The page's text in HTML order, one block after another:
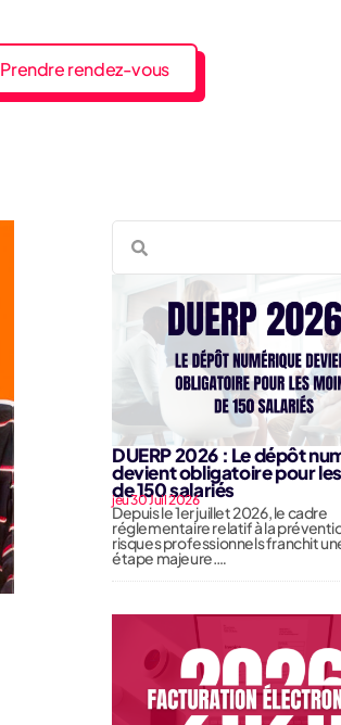
Prendre rendez-vous
DUERP 2026 : Le dépôt
devient obligatoire pour
de 150 salariés
jeu 30 Juil 2026
Depuis le 1er juillet 2026, le cadre
réglementaire relatif à la
risques professionnels franchit
étape majeure.…